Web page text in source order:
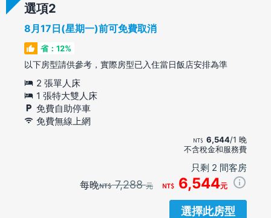
選項
8月17日(星期一)前可免費取消
省：12%
以下房型請供參考，實際房型已入住當日飯店安排為準
2 張單人床
1 張特大雙人床
免費自助停車
免費無線上網
6,544/1 晚
不含稅金和服務費
只剩 2 間客房
每晚 7,288元 6,544元
選擇此房型